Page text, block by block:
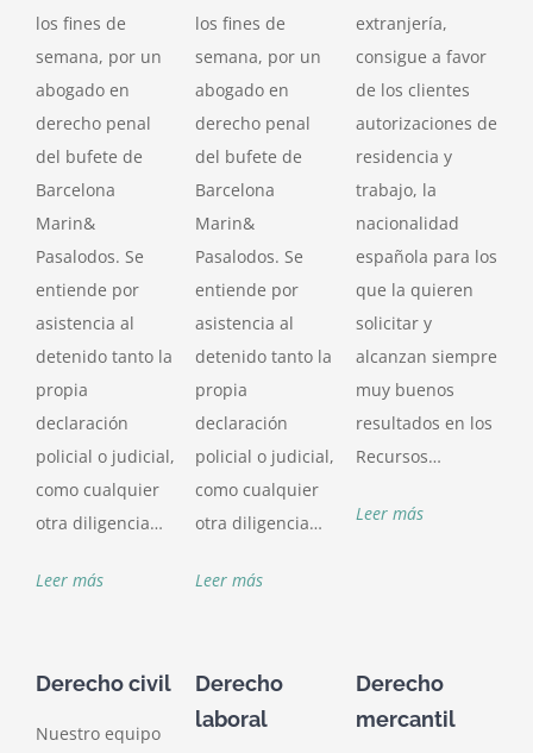
los fines de
semana, por un
abogado en
derecho penal
del bufete de
Barcelona
Marin&
Pasalodos. Se
entiende por
asistencia al
detenido tanto la
propia
declaración
policial o judicial,
como cualquier
otra diligencia…
Leer más
los fines de
semana, por un
abogado en
derecho penal
del bufete de
Barcelona
Marin&
Pasalodos. Se
entiende por
asistencia al
detenido tanto la
propia
declaración
policial o judicial,
como cualquier
otra diligencia…
Leer más
extranjería,
consigue a favor
de los clientes
autorizaciones de
residencia y
trabajo, la
nacionalidad
española para los
que la quieren
solicitar y
alcanzan siempre
muy buenos
resultados en los
Recursos…
Leer más
Derecho civil
Nuestro equipo
Derecho
laboral
Derecho
mercantil